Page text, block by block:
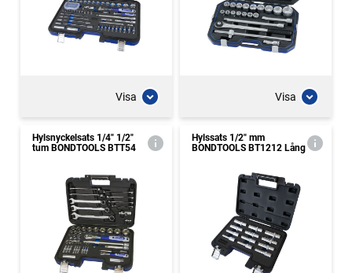
Visa Visa
Hylsnyckelsats 1/4" 1/2"
tum BONDTOOLS BTT54
Hylssats 1/2" mm
BONDTOOLS BT1212 Lång